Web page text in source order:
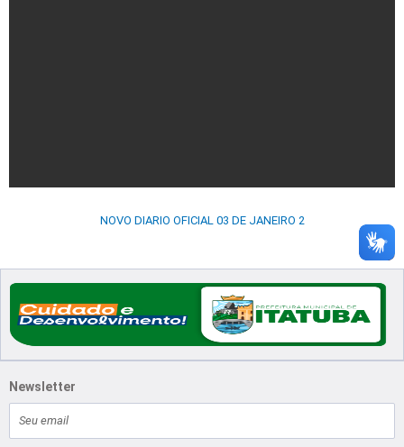
NOVO DIARIO OFICIAL 03 DE JANEIRO 2
Newsletter
mail